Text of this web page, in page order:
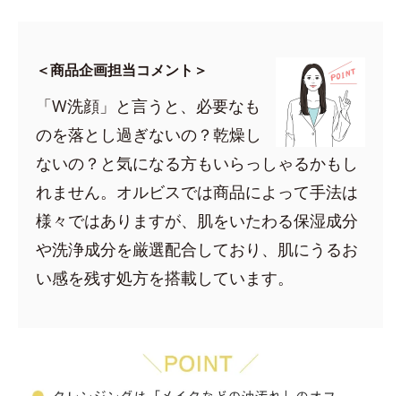
＜商品企画担当コメント＞
「W洗顔」と言うと、必要なも
のを落とし過ぎないの？乾燥し
ないの？と気になる方もいらっしゃるかもし
れません。オルビスでは商品によって手法は
様々ではありますが、肌をいたわる保湿成分
や洗浄成分を厳選配合しており、肌にうるお
い感を残す処方を搭載しています。